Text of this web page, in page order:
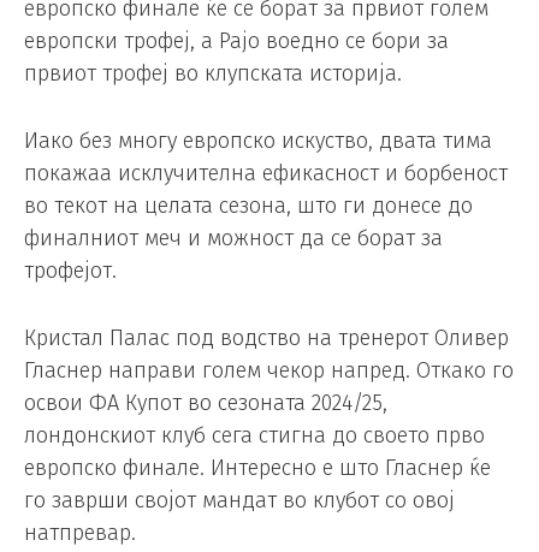
европско финале ќе се борат за првиот голем
европски трофеј, а Рајо воедно се бори за
првиот трофеј во клупската историја.
Иако без многу европско искуство, двата тима
покажаа исклучителна ефикасност и борбеност
во текот на целата сезона, што ги донесе до
финалниот меч и можност да се борат за
трофејот.
Кристал Палас под водство на тренерот Оливер
Гласнер направи голем чекор напред. Откако го
освои ФА Купот во сезоната 2024/25,
лондонскиот клуб сега стигна до своето прво
европско финале. Интересно е што Гласнер ќе
го заврши својот мандат во клубот со овој
натпревар.